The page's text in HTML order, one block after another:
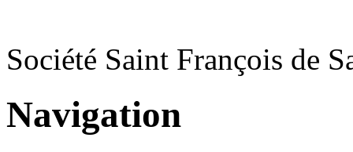
Société Saint François de
Navigation